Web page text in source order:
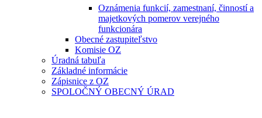
Oznámenia funkcií, zamestnaní, činností a
majetkových pomerov verejného
funkcionára
Obecné zastupiteľstvo
Komisie OZ
Úradná tabuľa
Základné informácie
Zápisnice z OZ
SPOLOČNÝ OBECNÝ ÚRAD